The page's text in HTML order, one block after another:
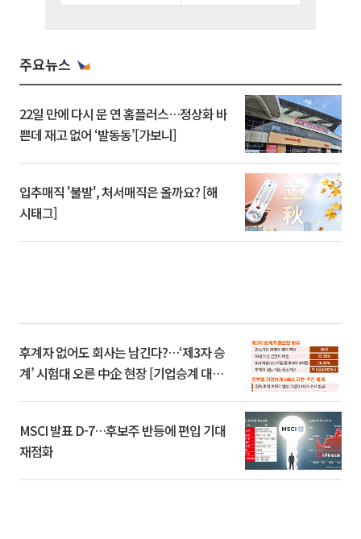
주요뉴스
22일 만에 다시 문 연 홈플러스…정상화 바
쁜데 재고 없어 ‘발동동’[가보니]
입추매직 '불발', 처서매직은 올까요? [해
시태그]
후계자 없어도 회사는 남긴다?…‘제3자 승
계’ 시험대 오른 中企 현장 [기업승계 대전
MSCI 발표 D-7…후보주 반등에 편입 기대
재점화